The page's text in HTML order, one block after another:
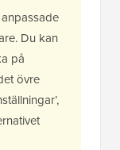
Du kan
på
övre